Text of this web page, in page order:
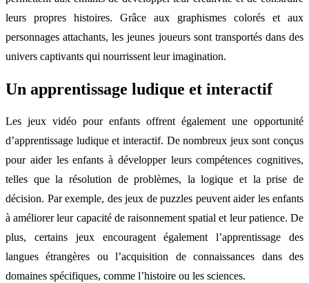
leurs propres histoires. Grâce aux graphismes colorés et aux
personnages attachants, les jeunes joueurs sont transportés dans des
univers captivants qui nourrissent leur imagination.
Un apprentissage ludique et interactif
Les jeux vidéo pour enfants offrent également une opportunité
d’apprentissage ludique et interactif. De nombreux jeux sont conçus
pour aider les enfants à développer leurs compétences cognitives,
telles que la résolution de problèmes, la logique et la prise de
décision. Par exemple, des jeux de puzzles peuvent aider les enfants
à améliorer leur capacité de raisonnement spatial et leur patience. De
plus, certains jeux encouragent également l’apprentissage des
langues étrangères ou l’acquisition de connaissances dans des
domaines spécifiques, comme l’histoire ou les sciences.